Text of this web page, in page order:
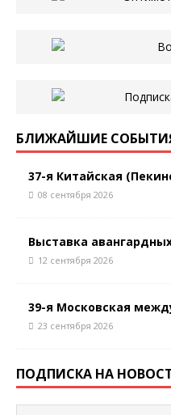
БЛИЖАЙШИЕ
37-я Китайская
08 сентября 2026
Выставка
12 сентября 2026
39-я Московская
23 сентября 2026
ПОДПИСКА НА